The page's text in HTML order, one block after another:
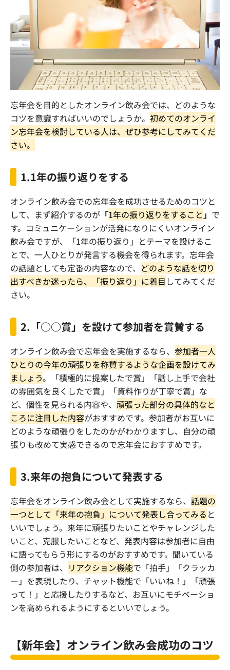
忘年会を目的としたオンライン飲み会では、どのような
コツを意識すればいいのでしょうか。 初めてのオンライ
ン忘年会を検討している人は、ぜひ参考にしてみてくだ
さい。
1.1年の振り返りをする
オンライン飲み会での忘年会を成功させるためのコツと
して、まず紹介するのが 「1年の振り返りをすること 」 で
す。コミュニケーションが活発になりにくいオンライン
飲み会ですが、「1年の振り返り」とテーマを設けるこ
とで、一人ひとりが発言する機会を得られます。忘年会
の話題としても定番の内容なので、 どのような話を切り
出すべきか迷ったら、「振り返り」に着目 してみてくだ
さい。
2. 「○○賞」を設けて参加者を賞賛する
オンライン飲み会で忘年会を実施するなら、 参加者一人
ひとりの今年の頑張りを称賛するような企画を設けてみ
ましょう。「積極的に提案したで賞」「話し上手で会社
の雰囲気を良くしたで賞」「資料作りが丁寧で賞」な
ど、個性を見られる内容や、 頑張った部分の具体的なと
ころに注目した内容がおすすめです。参加者がお互いに
どのような頑張りをしたのかがわかりますし、自分の頑
張りも改めて実感できるので忘年会におすすめです。
3.来年の抱負について発表する
忘年会をオンライン飲み会として実施するなら、 話題の
一つとして「来年の抱負」について発表し合ってみる と
いいでしょう。来年に頑張りたいことやチャレンジした
いこと、克服したいことなど、発表内容は参加者に自由
に語ってもらう形にするのがおすすめです。聞いている
側の参加者は、 リアクション機能で「拍手」「クラッカ
ー」を表現したり、チャット機能で「いいね！」「頑張
って！」と応援したりするなど、お互いにモチベーショ
ンを高められるようにするといいでしょう。
【新年会】オンライン飲み会成功のコツ